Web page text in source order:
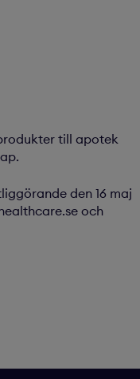
till apotek
den 16 maj
och